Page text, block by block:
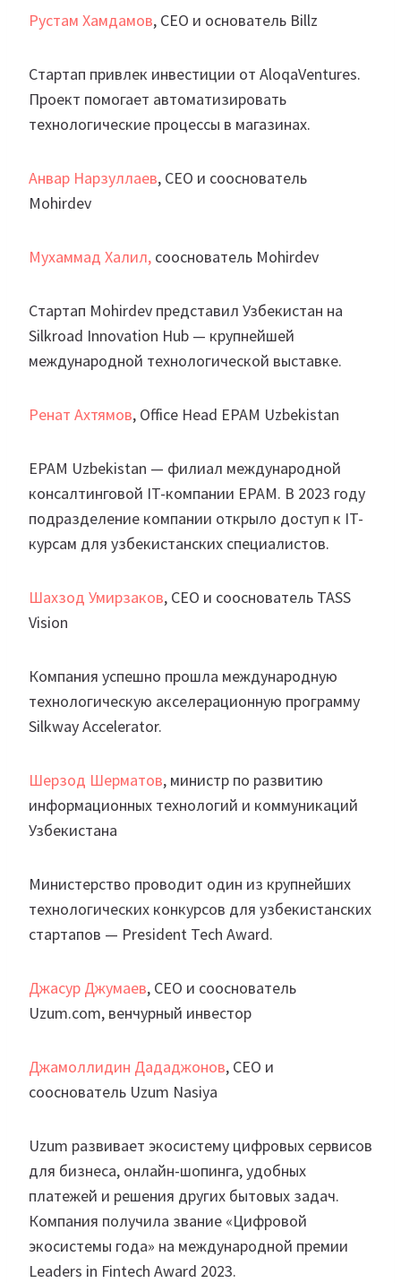
Рустам Хамдамов, CEO и основатель Billz
Стартап привлек инвестиции от AloqaVentures.
Проект помогает автоматизировать
технологические процессы в магазинах.
Анвар Нарзуллаев, CEO и сооснователь
Mohirdev
Мухаммад Халил, сооснователь Mohirdev
Стартап Mohirdev представил Узбекистан на
Silkroad Innovation Hub — крупнейшей
международной технологической выставке.
Ренат Ахтямов, Office Head EPAM Uzbekistan
EPAM Uzbekistan — филиал международной
консалтинговой IT-компании EPAM. В 2023 году
подразделение компании открыло доступ к IT-
курсам для узбекистанских специалистов.
Шахзод Умирзаков, CEO и сооснователь TASS
Vision
Компания успешно прошла международную
технологическую акселерационную программу
Silkway Accelerator.
Шерзод Шерматов, министр по развитию
информационных технологий и коммуникаций
Узбекистана
Министерство проводит один из крупнейших
технологических конкурсов для узбекистанских
стартапов — President Tech Award.
Джасур Джумаев, CEO и сооснователь
Uzum.com, венчурный инвестор
Джамоллидин Дададжонов, CEO и
сооснователь Uzum Nasiya
Uzum развивает экосистему цифровых сервисов
для бизнеса, онлайн-шопинга, удобных
платежей и решения других бытовых задач.
Компания получила звание «Цифровой
экосистемы года» на международной премии
Leaders in Fintech Award 2023.